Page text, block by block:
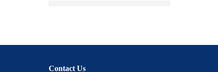
Contact Us